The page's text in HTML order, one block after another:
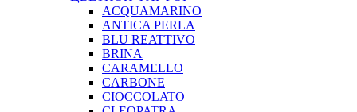
ACQUAMARINO
ANTICA PERLA
BLU REATTIVO
BRINA
CARAMELLO
CARBONE
CIOCCOLATO